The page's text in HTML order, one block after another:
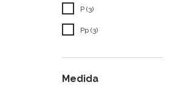
P (3)
Pp (3)
Medida